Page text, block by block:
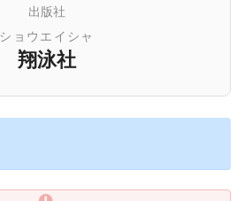
出版社
ショウエイシャ
翔泳社